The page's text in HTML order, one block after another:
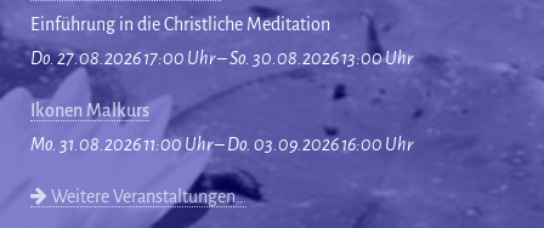
Einführung in die Christliche Meditation
Do. 27.08.2026 17:00 Uhr – So. 30.08.2026 13:00 Uhr
Ikonen Malkurs
Mo. 31.08.2026 11:00 Uhr – Do. 03.09.2026 16:00 Uhr
Weitere Veranstaltungen…